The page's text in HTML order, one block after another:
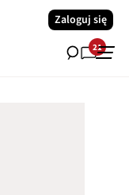
Zaloguj się
21